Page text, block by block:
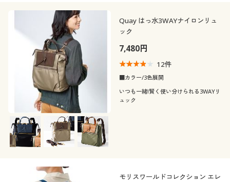
Quay はっ水3WAYナイロンリュ
ック
7,480円
12件
■カラー/3色展開
いつも一緒!賢く使い分けられる3WAYリ
ュック
モリスワールドコレクション エレ